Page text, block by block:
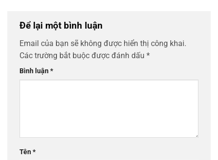
Để lại một bình luận
Email của bạn sẽ không được hiển thị công khai.
Các trường bắt buộc được đánh dấu *
Bình luận*
Tên*